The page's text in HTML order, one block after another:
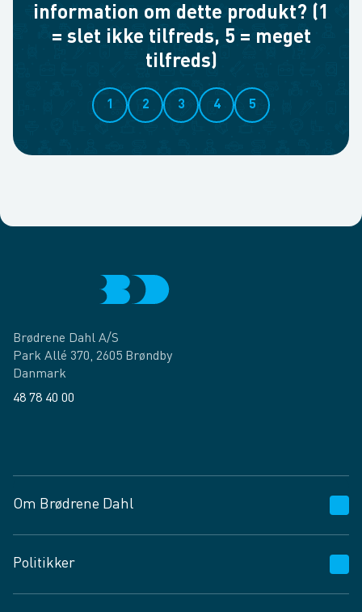
information om dette produkt? (1
= slet ikke tilfreds, 5 = meget
tilfreds)
1 2 3 4 5
Brødrene Dahl A/S
Park Allé 370, 2605 Brøndby
Danmark
48 78 40 00
Om Brødrene Dahl
Vagttelefon 30 10 89 89
Spørgsmål og svar
Politikker